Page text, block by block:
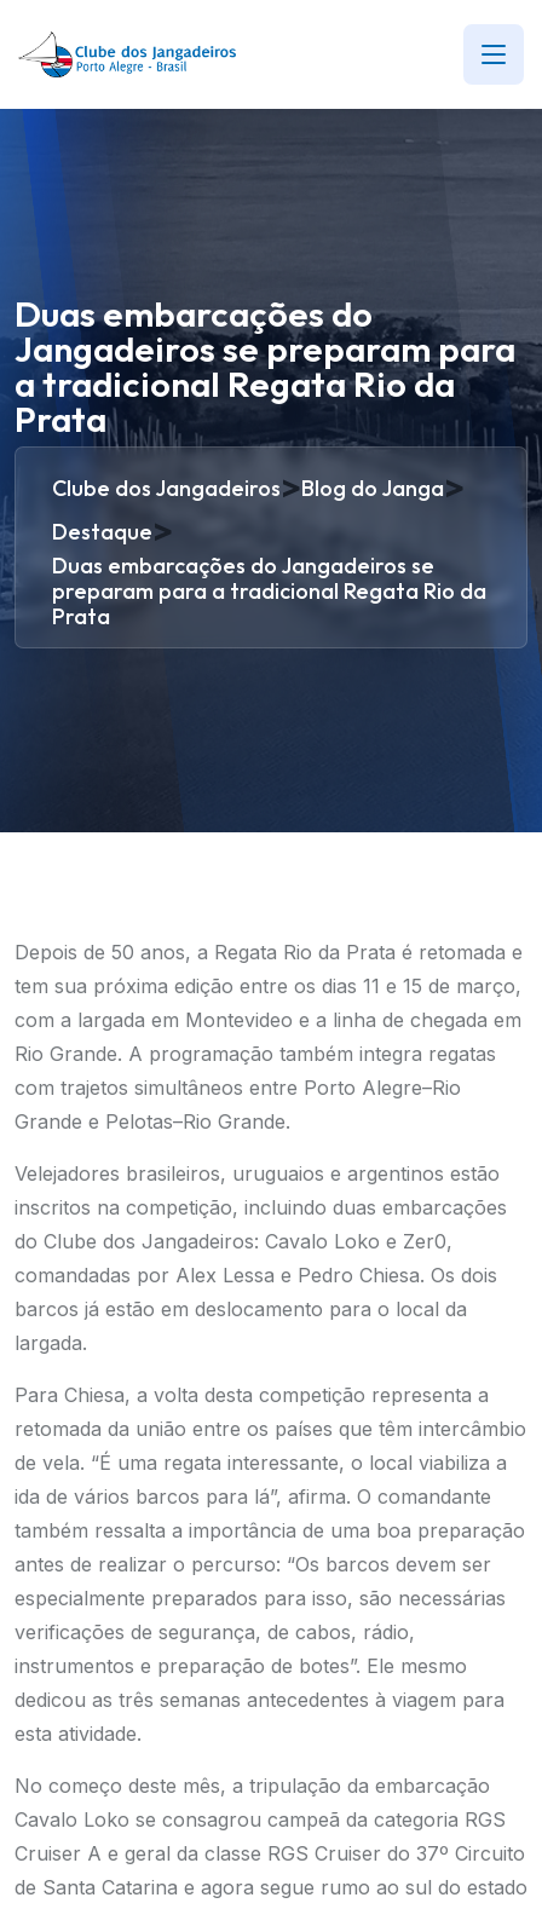
Duas embarcações do
Jangadeiros se preparam para
a tradicional Regata Rio da
Prata
Clube dos Jangadeiros>Blog do Janga>
Destaque>
Duas embarcações do Jangadeiros se
preparam para a tradicional Regata Rio da
Prata
Depois de 50 anos, a Regata Rio da Prata é retomada e
tem sua próxima edição entre os dias 11 e 15 de março,
com a largada em Montevideo e a linha de chegada em
Rio Grande. A programação também integra regatas
com trajetos simultâneos entre Porto Alegre–Rio
Grande e Pelotas–Rio Grande.
Velejadores brasileiros, uruguaios e argentinos estão
inscritos na competição, incluindo duas embarcações
do Clube dos Jangadeiros: Cavalo Loko e Zer0,
comandadas por Alex Lessa e Pedro Chiesa. Os dois
barcos já estão em deslocamento para o local da
largada.
Para Chiesa, a volta desta competição representa a
retomada da união entre os países que têm intercâmbio
de vela. “É uma regata interessante, o local viabiliza a
ida de vários barcos para lá”, afirma. O comandante
também ressalta a importância de uma boa preparação
antes de realizar o percurso: “Os barcos devem ser
especialmente preparados para isso, são necessárias
verificações de segurança, de cabos, rádio,
instrumentos e preparação de botes”. Ele mesmo
dedicou as três semanas antecedentes à viagem para
esta atividade.
No começo deste mês, a tripulação da embarcação
Cavalo Loko se consagrou campeã da categoria RGS
Cruiser A e geral da classe RGS Cruiser do 37º Circuito
de Santa Catarina e agora segue rumo ao sul do estado